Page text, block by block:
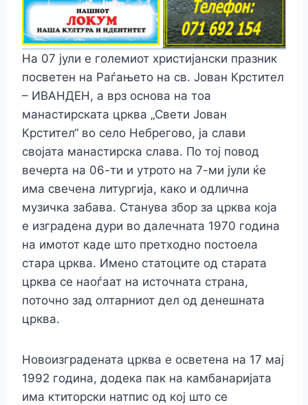
На 07 јули е големиот христијански празник
посветен на Раѓањето на св. Јован Крстител
– ИВАНДЕН, а врз основа на тоа
манастирската црква „Свети Јован
Крстител“ во село Небрегово, ја слави
својата манастирска слава. По тој повод
вечерта на 06-ти и утрото на 7-ми јули ќе
има свечена литургија, како и одлична
музичка забава. Станува збор за црква која
е изградена дури во далечната 1970 година
на имотот каде што претходно постоела
стара црква. Имено статоците од старата
црква се наоѓаат на источната страна,
поточно зад олтарниот дел од денешната
црква.
Новоизградената црква е осветена на 17 мај
1992 година, додека пак на камбанаријата
има ктиторски натпис од кој што се